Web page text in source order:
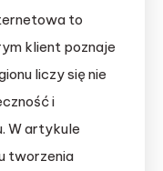
to
klient poznaje
liczy się nie
i
W artykule
tworzenia